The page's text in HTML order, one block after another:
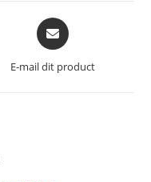
Opent
in
een
nieuw
E-mail dit product